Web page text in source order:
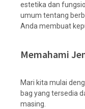
estetika dan
umum tentang
Anda membuat
Memahami
Mari kita mulai
bag yang tersedia
masing.